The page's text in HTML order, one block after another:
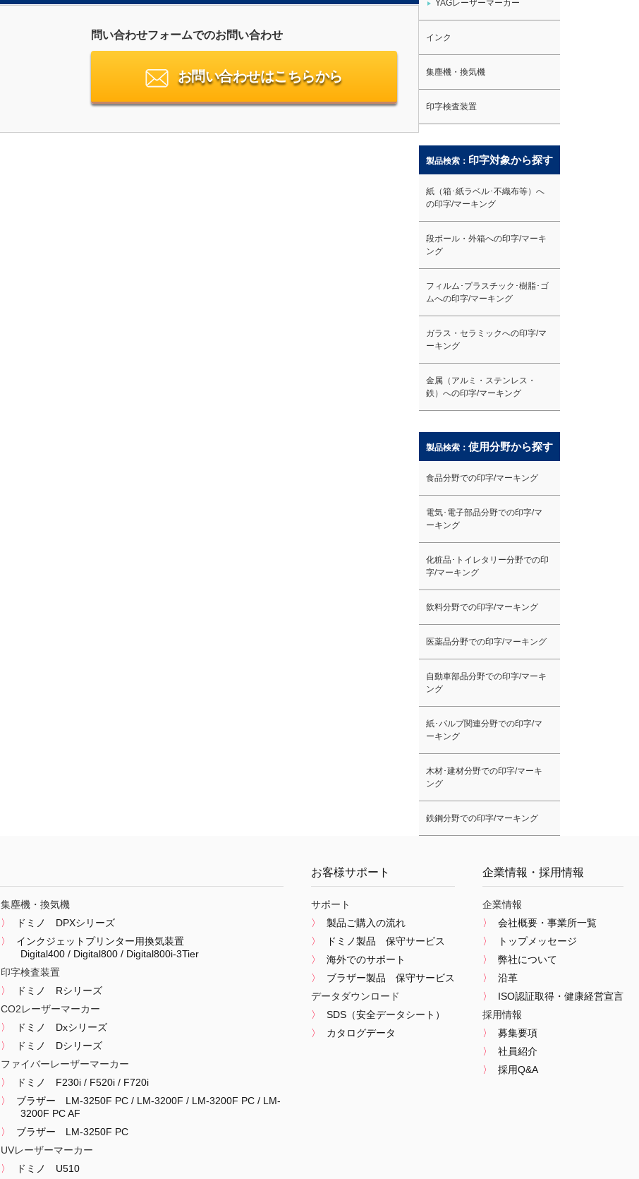
問い合わせフォームでのお問い合わせ
お問い合わせはこちらから
YAGレーザーマーカー
インク
集塵機・換気機
印字検査装置
製品検索： 印字対象から探す
紙（箱･紙ラベル･不織布等）へ
の印字/マーキング
段ボール・外箱への印字/マーキ
ング
フィルム･プラスチック･樹脂･ゴ
ムへの印字/マーキング
ガラス・セラミックへの印字/マ
ーキング
金属（アルミ・ステンレス・
鉄）への印字/マーキング
製品検索： 使用分野から探す
食品分野での印字/マーキング
電気･電子部品分野での印字/マ
ーキング
化粧品･トイレタリー分野での印
字/マーキング
飲料分野での印字/マーキング
医薬品分野での印字/マーキング
自動車部品分野での印字/マーキ
ング
紙･パルプ関連分野での印字/マ
ーキング
木材･建材分野での印字/マーキ
ング
鉄鋼分野での印字/マーキング
集塵機・換気機
ドミノ DPXシリーズ
インクジェットプリンター用換気装置
Digital400 / Digital800 / Digital800i-3Tier
印字検査装置
ドミノ Rシリーズ
CO2レーザーマーカー
ドミノ Dxシリーズ
ドミノ Dシリーズ
ファイバーレーザーマーカー
ドミノ F230i / F520i / F720i
ブラザー LM-3250F PC / LM-3200F / LM-3200F PC / LM-
3200F PC AF
ブラザー LM-3250F PC
UVレーザーマーカー
ドミノ U510
お客様サポート
サポート
製品ご購入の流れ
ドミノ製品 保守サービス
海外でのサポート
ブラザー製品 保守サービス
データダウンロード
SDS（安全データシート）
カタログデータ
企業情報・採用情報
企業情報
会社概要・事業所一覧
トップメッセージ
弊社について
沿革
ISO認証取得・健康経営宣言
採用情報
募集要項
社員紹介
採用Q&A